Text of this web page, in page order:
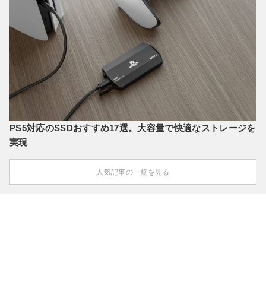
PS5対応のSSDおすすめ17選。大容量で快適なストレージを
実現
人気記事の一覧を見る